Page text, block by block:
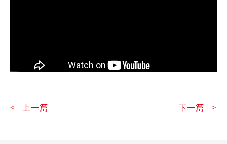
上一頁
上一篇 下一篇